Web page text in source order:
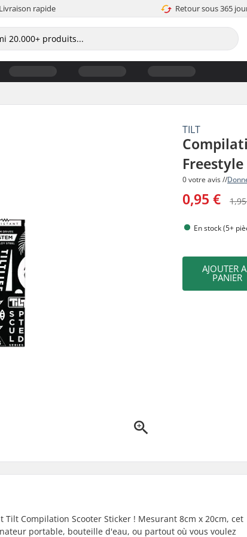
Livraison rapide Retour sous 365
TILT
Freestyle
0 votre avis //
0,95 €
En stock (5+
AJOUTER
PANIER
Compilation Scooter Sticker ! Mesurant 8cm x 20cm, cet
portable, bouteille d'eau, ou partout où vous voulez